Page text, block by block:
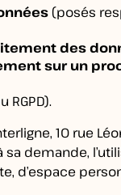
(posés
des
sur un
RGPD).
10 rue
demande,
d’espace